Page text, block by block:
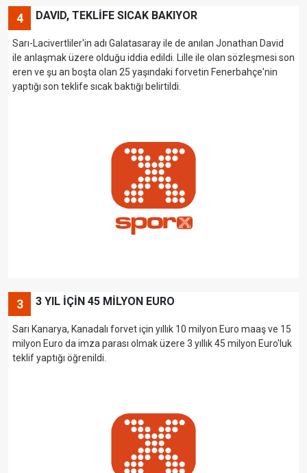
4 DAVID, TEKLİFE SICAK BAKIYOR
Sarı-Lacivertliler'in adı Galatasaray ile de anılan Jonathan David
ile anlaşmak üzere olduğu iddia edildi. Lille ile olan sözleşmesi son
eren ve şu an boşta olan 25 yaşındaki forvetin Fenerbahçe'nin
yaptığı son teklife sıcak baktığı belirtildi.
3 3 YIL İÇİN 45 MİLYON EURO
Sarı Kanarya, Kanadalı forvet için yıllık 10 milyon Euro maaş ve 15
milyon Euro da imza parası olmak üzere 3 yıllık 45 milyon Euro'luk
teklif yaptığı öğrenildi.